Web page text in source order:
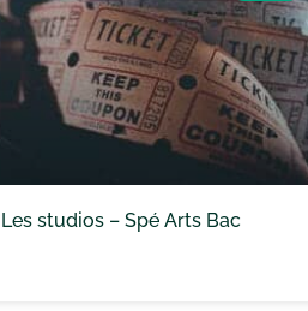
Les studios – Spé Arts Bac